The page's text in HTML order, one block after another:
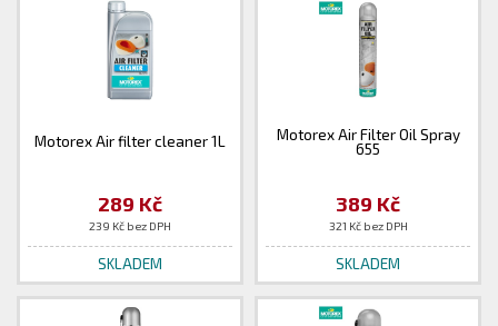
Motorex Air filter cleaner 1L
289 Kč
239 Kč bez DPH
SKLADEM
Motorex Air Filter Oil Spray
655
389 Kč
321 Kč bez DPH
SKLADEM